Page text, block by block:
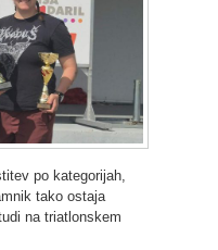
po kategorijah,
tako ostaja
na triatlonskem